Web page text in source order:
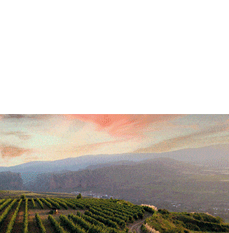
cultura, patrimonio y vino en San Vicente de la Sonsierra